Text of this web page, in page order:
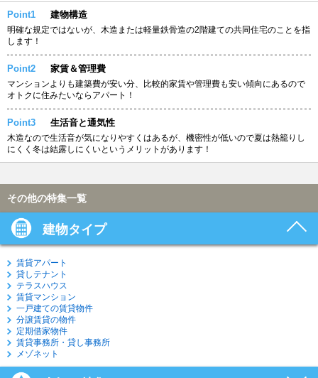
Point1 建物構造
明確な規定ではないが、木造または軽量鉄骨造の2階建ての共同住宅のことを指
します！
Point2 家賃＆管理費
マンションよりも建築費が安い分、比較的家賃や管理費も安い傾向にあるので
オトクに住みたいならアパート！
Point3 生活音と通気性
木造なので生活音が気になりやすくはあるが、機密性が低いので夏は熱籠りし
にくく冬は結露しにくいというメリットがあります！
その他の特集一覧
建物タイプ
賃貸アパート
貸しテナント
テラスハウス
賃貸マンション
一戸建ての賃貸物件
分譲賃貸の物件
定期借家物件
賃貸事務所・貸し事務所
メゾネット